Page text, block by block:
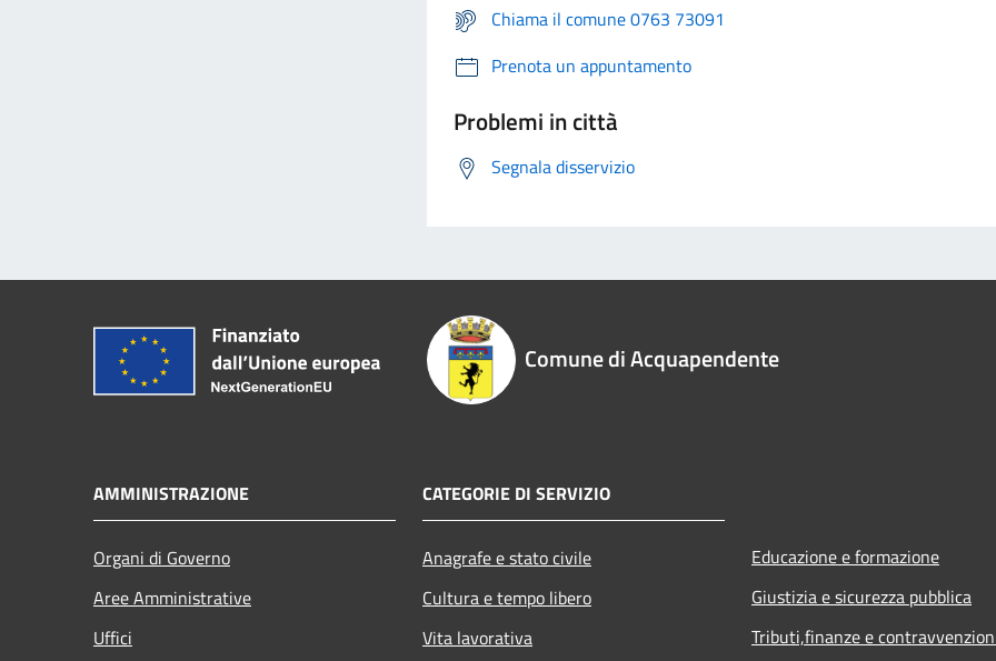
Chiama il comune 0763 73091
Prenota un appuntamento
Problemi in città
Segnala disservizio
Comune di Acquapendente
AMMINISTRAZIONE
Organi di Governo
Aree Amministrative
Uffici
CATEGORIE DI SERVIZIO
Anagrafe e stato civile
Cultura e tempo libero
Vita lavorativa
Educazione e formazione
Giustizia e sicurezza pubblica
Tributi,finanze e